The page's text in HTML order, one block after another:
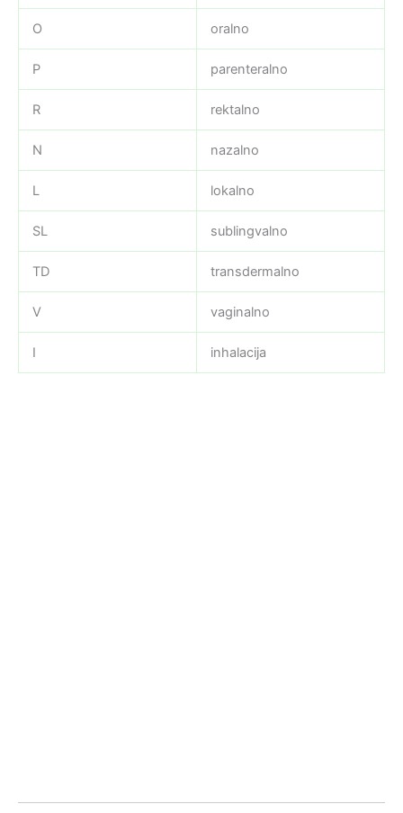
O oralno
P parenteralno
R rektalno
N nazalno
L lokalno
SL sublingvalno
TD transdermalno
V vaginalno
I inhalacija